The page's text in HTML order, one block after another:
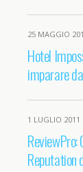
25 MAGGIO
Hotel
imparare
1 LUGLIO 2011
Reputation